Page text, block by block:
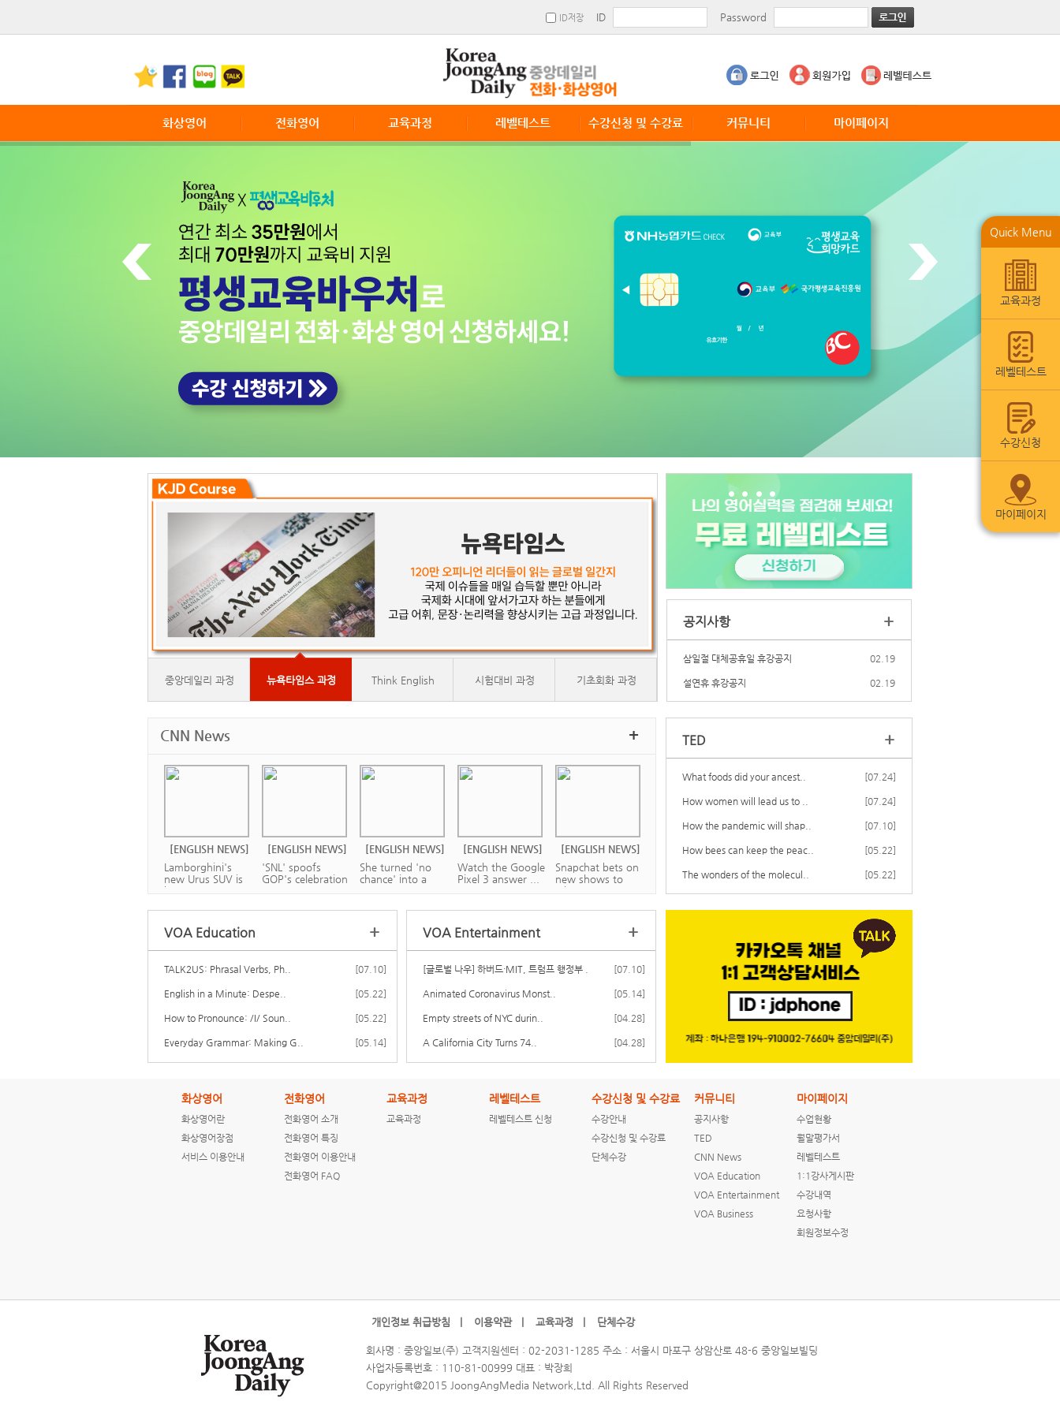
ID저장 ID Password
화상영어
화상영어장점
서비스 이용안내
전화영어
전화영어 이용안내
교육과정 레벨테스트 수강신청 및 수강료 커뮤니티
VOA Education
VOA Entertainment
마이페이지
1:1강사게시판
수강내역
중앙데일리 과정 뉴욕타임스 과정 Think English 시험대비 과정 기초회화 과정
공지사항
삼일절 대체공휴일 휴강공지 02.19
설연휴 휴강공지 02.19
+
CNN News +
[ENGLISH NEWS]
Lamborghini's
new Urus SUV is
ba...
[ENGLISH NEWS]
'SNL' spoofs
GOP's celebration
[ENGLISH NEWS]
She turned 'no
chance' into a
[ENGLISH NEWS]
Watch the Google
Pixel 3 answer ...
[ENGLISH NEWS]
Snapchat bets on
new shows to
wi...
[ENGLISH NEWS]
more than $1
leave Amazon?
[ENGLISH NEWS]
beached sperm
[ENGLISH NEWS]
first cases on S...
[ENGLISH NEWS]
can make or break
Convicted serial
killer praises ...
How are
hurricanes
named?
CNN Students
News 2016-01-21
[ENGLISH NEWS]
[ENGLISH NEWS]
[ENGLISH NEWS]
[ENGLISH NEWS]
[ENGLISH NEWS]
VOA Education
TALK2US: Phrasal Verbs, Ph.. [07.10]
English in a Minute: Despe.. [05.22]
How to Pronounce: /I/ Soun.. [05.22]
Everyday Grammar: Making G.. [05.14]
+ VOA Entertainment
[글로벌 나우] 하버드·MIT, 트럼프 행정부 .. [07.10]
Animated Coronavirus Monst.. [05.14]
Empty streets of NYC durin.. [04.28]
A California City Turns 74.. [04.28]
+
TED
What foods did your ancest.. [07.24]
How women will lead us to .. [07.24]
How the pandemic will shap.. [07.10]
How bees can keep the peac.. [05.22]
The wonders of the molecul.. [05.22]
+
화상영어
화상영어란
화상영어장점
서비스 이용안내
전화영어
전화영어 소개
전화영어 특징
전화영어 이용안내
전화영어 FAQ
교육과정
교육과정
레벨테스트
레벨테스트 신청
수강신청 및 수강료
수강안내
수강신청 및 수강료
단체수강
커뮤니티
공지사항
TED
CNN News
VOA Education
VOA Entertainment
VOA Business
마이페이지
수업현황
월말평가서
레벨테스트
1:1강사게시판
수강내역
요청사항
회원정보수정
개인정보 취급방침 | 이용약관 | 교육과정 | 단체수강
회사명 : 중앙일보(주) 고객지원센터 : 02-2031-1285 주소 : 서울시 마포구 상암산로 48-6 중앙일보빌딩
사업자등록번호 : 110-81-00999 대표 : 박장희
Copyright@2015 JoongAngMedia Network,Ltd. All Rights Reserved
Quick Menu
교육과정
레벨테스트
수강신청
마이페이지